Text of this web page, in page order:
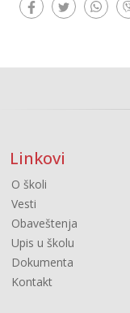
Linkovi
O školi
Vesti
Obaveštenja
Upis u školu
Dokumenta
Kontakt